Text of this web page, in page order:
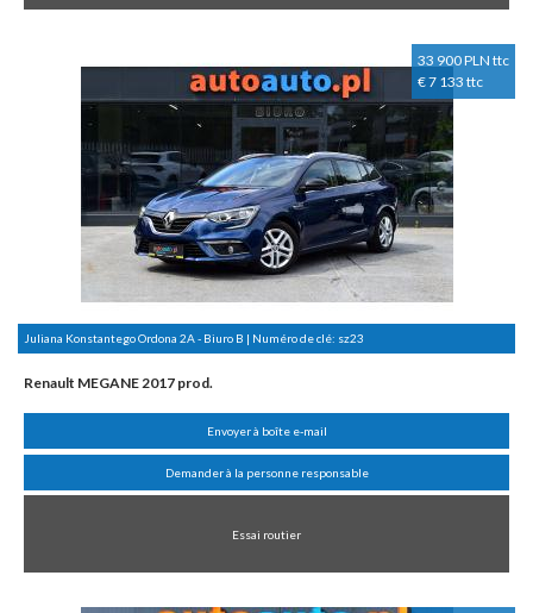
33 900 PLN ttc
€ 7 133 ttc
Juliana Konstantego Ordona 2A - Biuro B | Numéro de clé: sz23
Renault MEGANE 2017 prod.
Envoyer à boîte e-mail
Demander à la personne responsable
Essai routier